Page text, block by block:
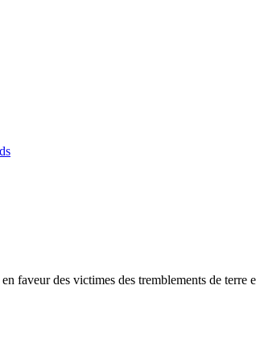
faveur des victimes des tremblements de terre